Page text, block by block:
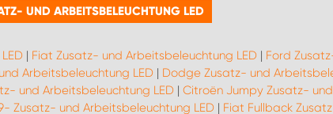
UND ARBEITSBELEUCHTUNG LED
| Fiat Zusatz- und Arbeitsbeleuchtung LED| Ford
Arbeitsbeleuchtung LED | Dodge Zusatz- und
und Arbeitsbeleuchtung LED| Citroën Jumpy Zusatz-
Zusatz- und Arbeitsbeleuchtung LED | Fiat Fullback